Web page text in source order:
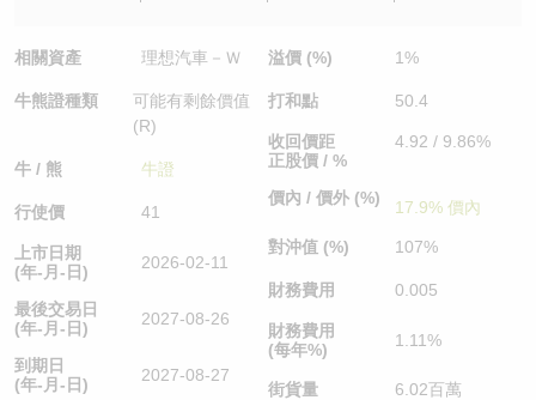
相關資產 理想汽車－Ｗ
牛熊證種類
可能有剩餘價值
(R)
牛 / 熊 牛證
行使價 41
上市日期
(年-月-日)
2026-02-11
最後交易日
(年-月-日)
2027-08-26
到期日
(年-月-日)
2027-08-27
溢價 (%) 1%
打和點 50.4
收回價距
正股價 / %
4.92 / 9.86%
價內 / 價外 (%) 17.9% 價內
對沖值 (%) 107%
財務費用 0.005
財務費用
(每年%)
1.11%
街貨量 6.02百萬